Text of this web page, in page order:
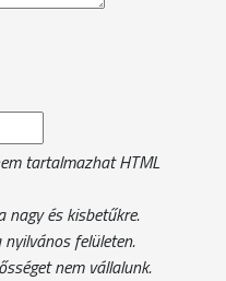
tartalmazhat HTML
nagy és kisbetűkre.
felületen.
nem vállalunk.